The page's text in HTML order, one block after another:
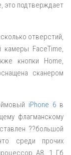
это подтверждает
отверстий,
камеры FaceTime,
кнопки Home,
сканером
iPhone 6 в
флагманскому
??большой
среди прочих